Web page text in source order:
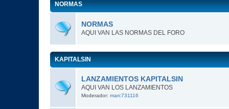
NORMAS
NORMAS
AQUI VAN LAS NORMAS DEL FORO
KAPITALSIN
LANZAMIENTOS KAPITALSIN
AQUI VAN LOS LANZAMIENTOS
Moderador: marc731116